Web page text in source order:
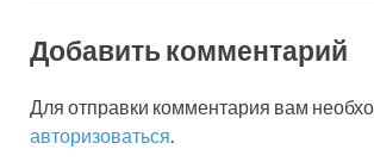
Добавить комментарий
Для отправки комментария вам
авторизоваться.